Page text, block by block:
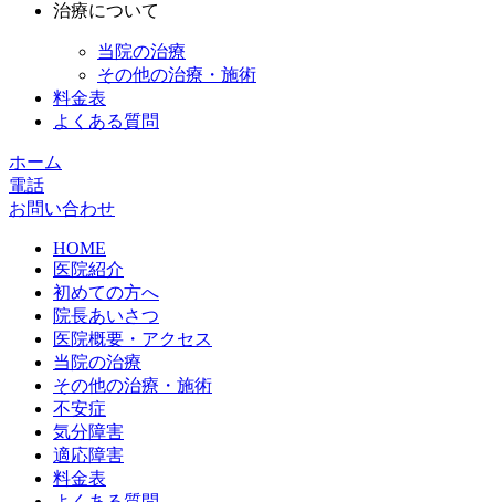
治療について
当院の治療
その他の治療・施術
料金表
よくある質問
ホーム
電話
お問い合わせ
HOME
医院紹介
初めての方へ
院長あいさつ
医院概要・アクセス
当院の治療
その他の治療・施術
不安症
気分障害
適応障害
料金表